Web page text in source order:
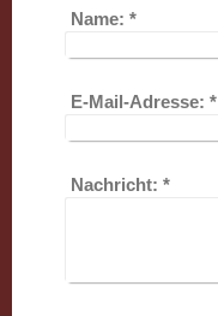
Name: *
E-Mail-Adresse: *
Nachricht: *